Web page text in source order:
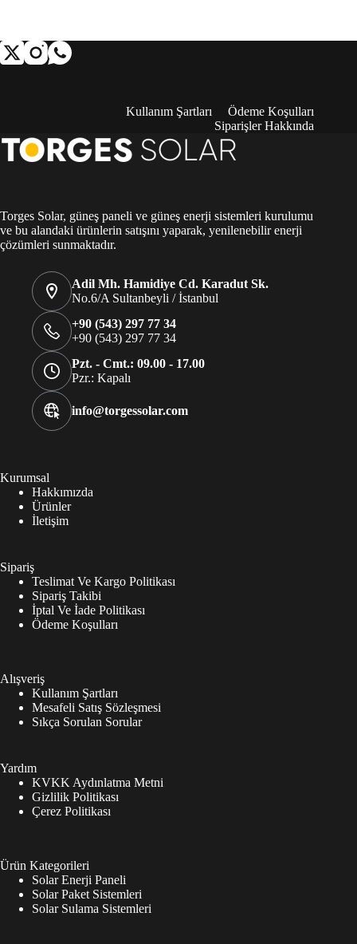
Kullanım Şartları
Ödeme Koşulları
Siparişler Hakkında
Torges Solar, güneş paneli ve güneş enerji sistemleri kurulumu
ve bu alandaki ürünlerin satışını yaparak, yenilenebilir enerji
çözümleri sunmaktadır.
Adil Mh. Hamidiye Cd. Karadut Sk.
No.6/A Sultanbeyli / İstanbul
+90 (543) 297 77 34
+90 (543) 297 77 34
Pzt. - Cmt.: 09.00 - 17.00
Pzr.: Kapalı
info@torgessolar.com
Kurumsal
Hakkımızda
Ürünler
İletişim
Sipariş
Teslimat Ve Kargo Politikası
Sipariş Takibi
İptal Ve İade Politikası
Ödeme Koşulları
Alışveriş
Kullanım Şartları
Mesafeli Satış Sözleşmesi
Sıkça Sorulan Sorular
Yardım
KVKK Aydınlatma Metni
Gizlilik Politikası
Çerez Politikası
Ürün Kategorileri
Solar Enerji Paneli
Solar Paket Sistemleri
Solar Sulama Sistemleri